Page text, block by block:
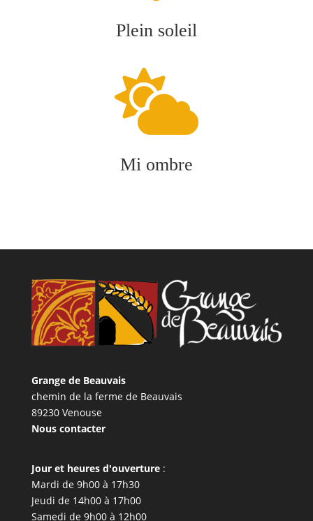
Plein soleil

Mi ombre
Grange de Beauvais
chemin de la ferme de Beauvais
89230 Venouse
Nous contacter
Jour et heures d'ouverture:
Mardi de 9h00 à 17h30
Jeudi de 14h00 à 17h00
Samedi de 9h00 à 12h00